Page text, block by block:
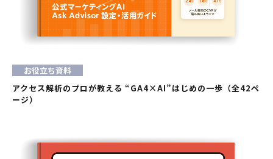
お役立ち資料
アクセス解析のプロが教える “GA4×AI”はじめの一歩（全42ペ
ージ）